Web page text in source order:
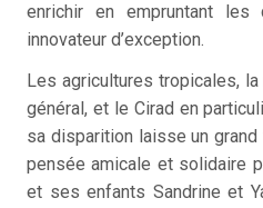
enrichir en empruntant
innovateur d’exception.
Les agricultures tropicales,
général, et le Cirad en
sa disparition laisse un
pensée amicale et solidaire
et ses enfants Sandrine et